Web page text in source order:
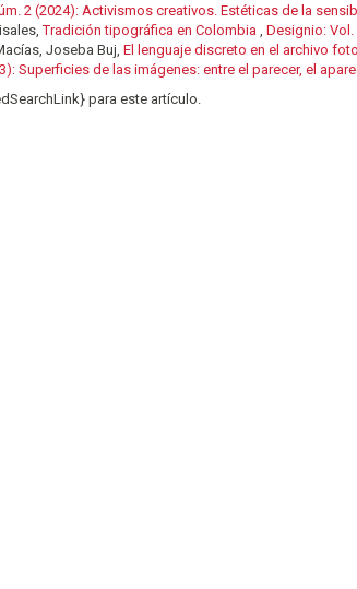
2 (2024): Activismos creativos. Estéticas de la
Tradición tipográfica en Colombia
Designio: Vol.
Joseba Buj, El lenguaje discreto en el archivo
Superficies de las imágenes: entre el parecer, el
para este artículo.